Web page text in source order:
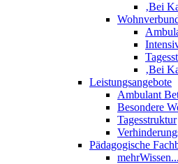
‚Bei
‚Bei
Leistungsangebote
Ambulant
Besondere
Tagesstruktur
Pädagogische
mehrWissen...